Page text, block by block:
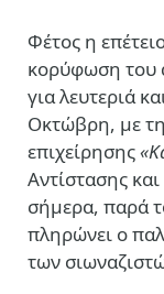
Φέτος η
κορύφωση του
για λευτεριά
Οκτώβρη, με
επιχείρησης
Αντίστασης
σήμερα, παρά
πληρώνει ο
των